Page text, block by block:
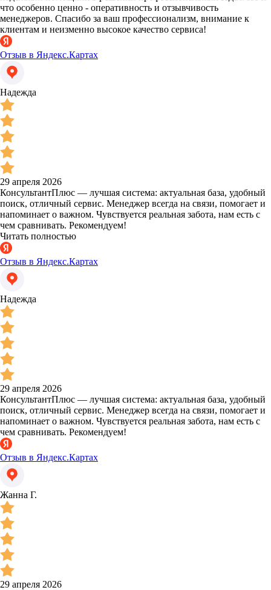
что особенно ценно - оперативность и отзывчивость
менеджеров. Спасибо за ваш профессионализм, внимание к
клиентам и неизменно высокое качество сервиса!
Отзыв в Яндекс.Картах
Надежда
29 апреля 2026
КонсультантПлюс — лучшая система: актуальная база, удобный
поиск, отличный сервис. Менеджер всегда на связи, помогает и
напоминает о важном. Чувствуется реальная забота, нам есть с
чем сравнивать. Рекомендуем!
Читать полностью
Отзыв в Яндекс.Картах
Надежда
29 апреля 2026
КонсультантПлюс — лучшая система: актуальная база, удобный
поиск, отличный сервис. Менеджер всегда на связи, помогает и
напоминает о важном. Чувствуется реальная забота, нам есть с
чем сравнивать. Рекомендуем!
Отзыв в Яндекс.Картах
Жанна Г.
29 апреля 2026